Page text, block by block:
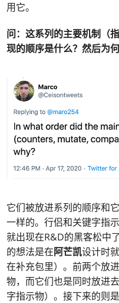
用它。
问：这系列的主要机制（
现的顺序是什么？然后为
它们被放进系列的顺序和
一样的。行侣和关键字指
就出现在R&D的黑客松中
的想法是在阿芒凯设计时
在补充包里）。前两个放
物，而它们也是同时放进
字指示物）。接下来的则